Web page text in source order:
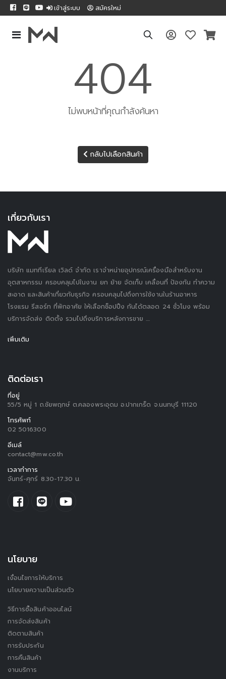
เข้าสู่ระบบ สมัครใหม่
404
ไม่พบหน้าที่คุณกำลังค้นหา
กลับไปเลือกสินค้า
เกี่ยวกับเรา
บริษัท แมททีเรียล เวิลด์ จำกัด เราจำหน่ายอุปกรณ์เครื่องมือสำหรับงาน
อุตสาหกรรม ครอบคลุมไปในงาน ยก ย้าย จัดเก็บ เคลื่อนที่ ป้องกัน ทำความ
สะอาด และสินค้าเกี่ยวกับธุรกิจ ครอบคลุมไปถึงการใช้งานในร้านอาหาร
โรงแรม รีสอร์ท ที่พักอาศัย ให้เลือกช็อปปิ้ง กันได้ตลอด 24 ชั่วโมง พร้อม
บริการจัดส่ง ติดตั้ง รวมไปถึงบริการหลังการขาย ....
เพิ่มเติม
ติดต่อเรา
ที่อยู่
55/5 หมู่ 1 ถ.ชัยพฤกษ์ ต.คลองพระอุดม อ.ปากเกร็ด จ.นนทบุรี 11120
โทรศัพท์
02 5016300
อีเมล์
contact@mw.co.th
เวลาทำการ
จันทร์-ศุกร์ 8.30-17.30 น.
นโยบาย
เงื่อนไขการให้บริการ
นโยบายความเป็นส่วนตัว
วิธีการซื้อสินค้าออนไลน์
การจัดส่งสินค้า
ติดตามสินค้า
การรับประกัน
การคืนสินค้า
งานบริการ